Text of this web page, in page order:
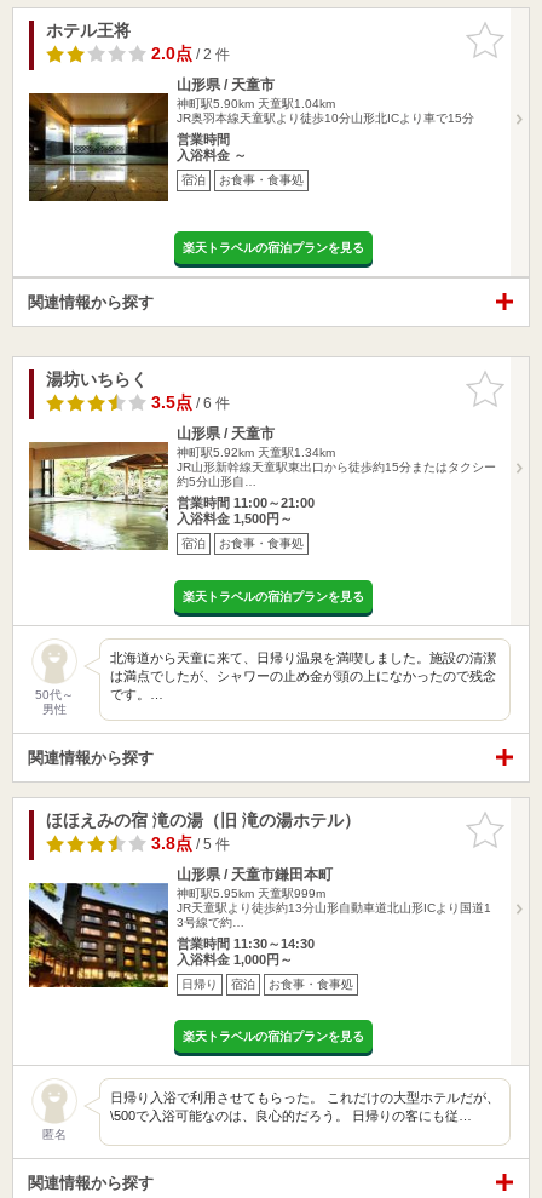
お気に入
りに追加
ホテル王将
2.0点/ 2 件
山形県 / 天童市
神町駅5.90km 天童駅1.04km
JR奥羽本線天童駅より徒歩10分山形北ICより車で15分
営業時間
入浴料金 ～
宿泊 お食事・食事処
楽天トラベルの宿泊プランを見る
関連情報から探す
お気に入
りに追加
湯坊いちらく
3.5点/ 6 件
山形県 / 天童市
神町駅5.92km 天童駅1.34km
JR山形新幹線天童駅東出口から徒歩約15分またはタクシー
約5分山形自…
営業時間 11:00～21:00
入浴料金 1,500円～
宿泊 お食事・食事処
楽天トラベルの宿泊プランを見る
50代～
男性
北海道から天童に来て、日帰り温泉を満喫しました。施設の清潔
は満点でしたが、シャワーの止め金が頭の上になかったので残念
です。…
関連情報から探す
お気に入
りに追加
ほほえみの宿 滝の湯（旧 滝の湯ホテル）
3.8点/ 5 件
山形県 / 天童市鎌田本町
神町駅5.95km 天童駅999m
JR天童駅より徒歩約13分山形自動車道北山形ICより国道1
3号線で約…
営業時間 11:30～14:30
入浴料金 1,000円～
日帰り 宿泊 お食事・食事処
楽天トラベルの宿泊プランを見る
匿名
日帰り入浴で利用させてもらった。 これだけの大型ホテルだが、
\500で入浴可能なのは、良心的だろう。 日帰りの客にも従…
関連情報から探す